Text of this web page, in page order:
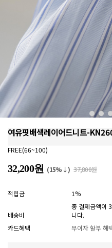
여유핏배색레이어드니트-
FREE(66~100)
32,200원 (15%↓) 37,800원
적립금 1%
배송비
총 결제금액이
니다.
카드혜택
무이자 할부 혜